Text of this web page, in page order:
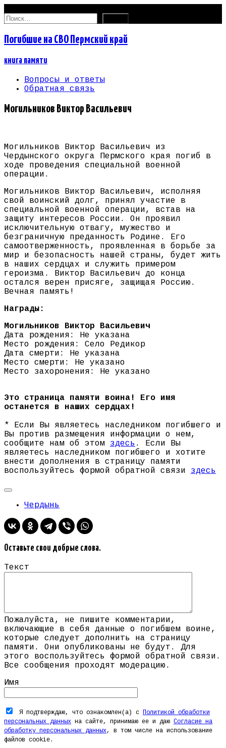
Найти:
Погибшие на СВО Пермский край
книга памяти
Вопросы и ответы
Обратная связь
Могильников Виктор Васильевич
Могильников Виктор Васильевич из
Чердынского округа Пермского края погиб в
ходе проведения специальной военной
операции.
Могильников Виктор Васильевич, исполняя
свой воинский долг, принял участие в
специальной военной операции, встав на
защиту интересов России. Он проявил
исключительную отвагу, мужество и
безграничную преданность Родине. Его
самоотверженность, проявленная в борьбе за
мир и безопасность нашей страны, будет жить
в наших сердцах и служить примером
героизма. Виктор Васильевич до конца
остался верен присяге, защищая Россию.
Вечная память!
Награды:
Могильников Виктор Васильевич
Дата рождения: Не указана
Место рождения: Село Редикор
Дата смерти: Не указана
Место смерти: Не указано
Место захоронения: Не указано
Это страница памяти воина! Его имя
останется в наших сердцах!
* Если Вы являетесь наследником погибшего и
Вы против размещения информации о нем,
сообщите нам об этом здесь . Если Вы
являетесь наследником погибшего и хотите
внести дополнения в страницу памяти
воспользуйтесь формой обратной связи здесь
Чердынь
Оставьте свои добрые слова.
Текст
Пожалуйста, не пишите комментарии,
включающие в себя данные о погибшем воине,
которые следует дополнить на страницу
памяти. Они опубликованы не будут. Для
этого воспользуйтесь формой обратной связи.
Все сообщения проходят модерацию.
Имя
Я подтверждаю, что ознакомлен(а) с
Политикой обработки
персональных данных на сайте, принимаю ее и даю Согласие на
обработку персональных данных, в том числе на использование
файлов cookie.